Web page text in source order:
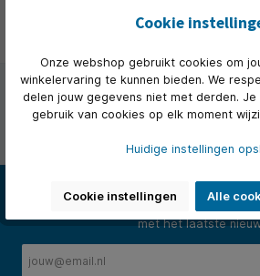
Persoonlijk advies van onze
Onze ervaren medewerkers staan je
Abonneer op onze nieuwsbrief en we
met het laatste
Cookie
Onze webshop gebruikt cookies om
winkelervaring te kunnen bieden. We
delen jouw gegevens niet met derden.
gebruik van cookies op elk moment
Huidige instellingen
Cookie instellingen Alle